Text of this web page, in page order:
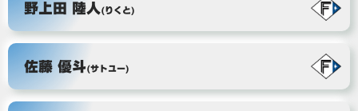
野上田 陸人(りくと)
佐藤 優斗(サトユー)